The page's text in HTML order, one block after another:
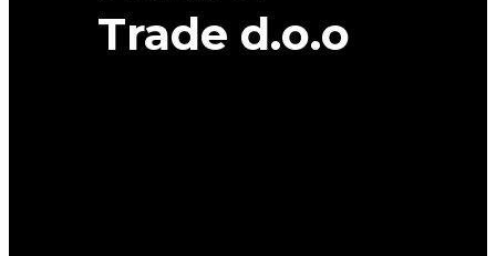
Trade d.o.o